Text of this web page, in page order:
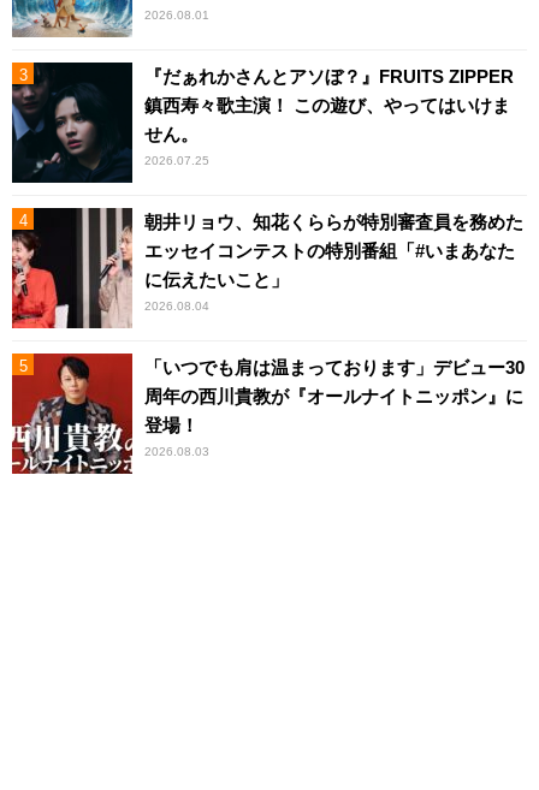
2026.08.01
『だぁれかさんとアソぼ？』FRUITS ZIPPER
鎮西寿々歌主演！ この遊び、やってはいけま
せん。
2026.07.25
朝井リョウ、知花くららが特別審査員を務めた
エッセイコンテストの特別番組「#いまあなた
に伝えたいこと」
2026.08.04
「いつでも肩は温まっております」デビュー30
周年の西川貴教が『オールナイトニッポン』に
登場！
2026.08.03